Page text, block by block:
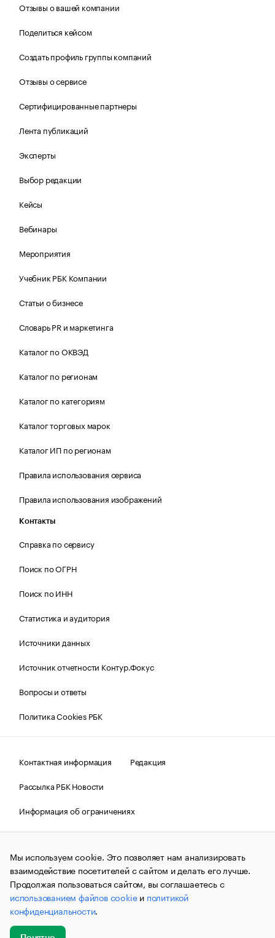
Отзывы о вашей компании
Поделиться кейсом
Создать профиль группы компаний
Отзывы о сервисе
Сертифицированные партнеры
Лента публикаций
Эксперты
Выбор редакции
Кейсы
Вебинары
Мероприятия
Учебник РБК Компании
Статьи о бизнесе
Словарь PR и маркетинга
Каталог по ОКВЭД
Каталог по регионам
Каталог по категориям
Каталог торговых марок
Каталог ИП по регионам
Правила использования сервиса
Правила использования изображений
Контакты
Справка по сервису
Поиск по ОГРН
Поиск по ИНН
Статистика и аудитория
Источники данных
Источник отчетности Контур.Фокус
Вопросы и ответы
Политика Cookies РБК
Контактная информация
Редакция
Рассылка РБК Новости
Информация об ограничениях
Правовая информация
О соблюдении авторских прав
© АО «РОСБИЗНЕСКОНСАЛТИНГ»,1995–2026.Сообщения
и материалы информационного агентства «РБК»
(зарегистрировано Федеральной службой по надзору в сфере
связи, информационных технологий и массовых
коммуникаций (Роскомнадзор) 09.12.2015 за номером ИА
№ФС77-63848) сопровождаются пометкой «РБК». Отдельные
публикации могут содержать информацию,
не предназначенную для пользователей
Мы используем cookie. Это позволяет нам анализировать
взаимодействие посетителей с сайтом и делать его лучше.
Продолжая пользоваться сайтом, вы соглашаетесь с
использованием файлов cookieи политикой
конфиденциальности.